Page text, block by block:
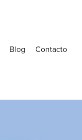
Blog Contacto